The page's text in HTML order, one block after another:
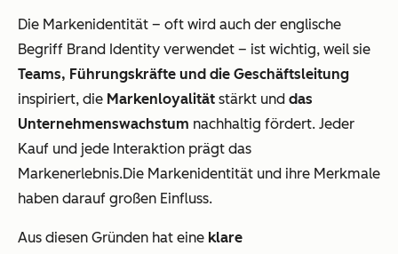
Die Markenidentität – oft wird auch der englische
Begriff Brand Identity verwendet – ist wichtig, weil sie
Teams, Führungskräfte und die Geschäftsleitung
inspiriert, die Markenloyalität stärkt und das
Unternehmenswachstum nachhaltig fördert. Jeder
Kauf und jede Interaktion prägt das
Markenerlebnis.Die Markenidentität und ihre Merkmale
haben darauf großen Einfluss.
Aus diesen Gründen hat eine klare